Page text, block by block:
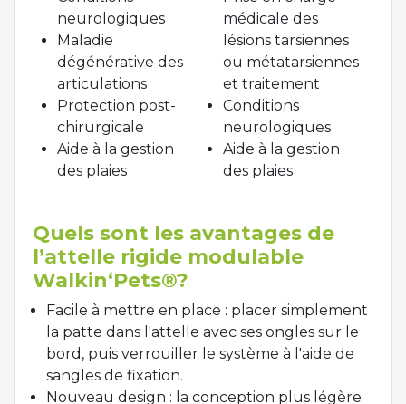
neurologiques
Maladie
dégénérative des
articulations
Protection post-
chirurgicale
Aide à la gestion
des plaies
médicale des
lésions tarsiennes
ou métatarsiennes
et traitement
Conditions
neurologiques
Aide à la gestion
des plaies
Quels sont les avantages de
l’attelle rigide modulable
Walkin‘Pets®?
Facile à mettre en place : placer simplement
la patte dans l'attelle avec ses ongles sur le
bord, puis verrouiller le système à l'aide de
sangles de fixation.
Nouveau design : la conception plus légère